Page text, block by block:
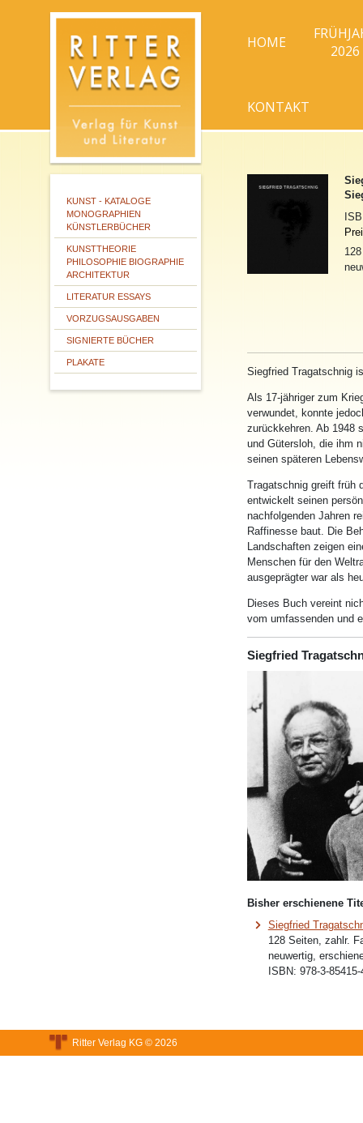
HOME
2026
KONTAKT
KUNST - KATALOGE
MONOGRAPHIEN
KÜNSTLERBÜCHER
KUNSTTHEORIE
PHILOSOPHIE BIOGRAPHIE
ARCHITEKTUR
LITERATUR ESSAYS
VORZUGSAUSGABEN
SIGNIERTE BÜCHER
PLAKATE
Siegfried Tragatschnig
Als 17-jähriger zum
verwundet, konnte
zurückkehren. Ab 1948
und Gütersloh, die ihm
seinen späteren
Tragatschnig greift früh
entwickelt seinen
nachfolgenden Jahren
Raffinesse baut. Die
Landschaften zeigen
Menschen für den
ausgeprägter war als
Dieses Buch vereint
vom umfassenden und
Siegfried
Bisher erschienene
Siegfried
128 Seiten, zahlr.
neuwertig,
ISBN: 978-3-85415-
Ritter Verlag KG © 2026